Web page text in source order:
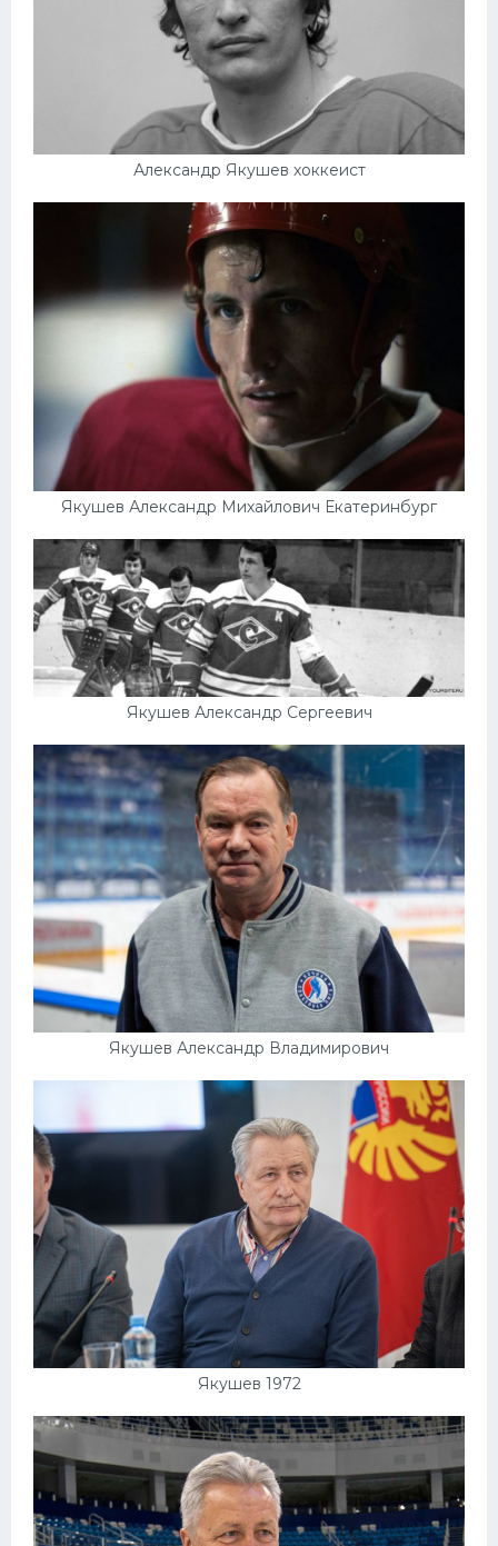
Александр Якушев хоккеист
Якушев Александр Михайлович Екатеринбург
Якушев Александр Сергеевич
Якушев Александр Владимирович
Якушев 1972